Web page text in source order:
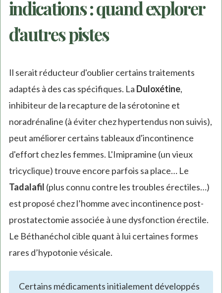
indications : quand explorer
d'autres pistes
Il serait réducteur d'oublier certains traitements
adaptés à des cas spécifiques. La Duloxétine,
inhibiteur de la recapture de la sérotonine et
noradrénaline (à éviter chez hypertendus non suivis),
peut améliorer certains tableaux d'incontinence
d'effort chez les femmes. L'Imipramine (un vieux
tricyclique) trouve encore parfois sa place… Le
Tadalafil (plus connu contre les troubles érectiles…)
est proposé chez l’homme avec incontinence post-
prostatectomie associée à une dysfonction érectile.
Le Béthanéchol cible quant à lui certaines formes
rares d’hypotonie vésicale.
Certains médicaments initialement développés